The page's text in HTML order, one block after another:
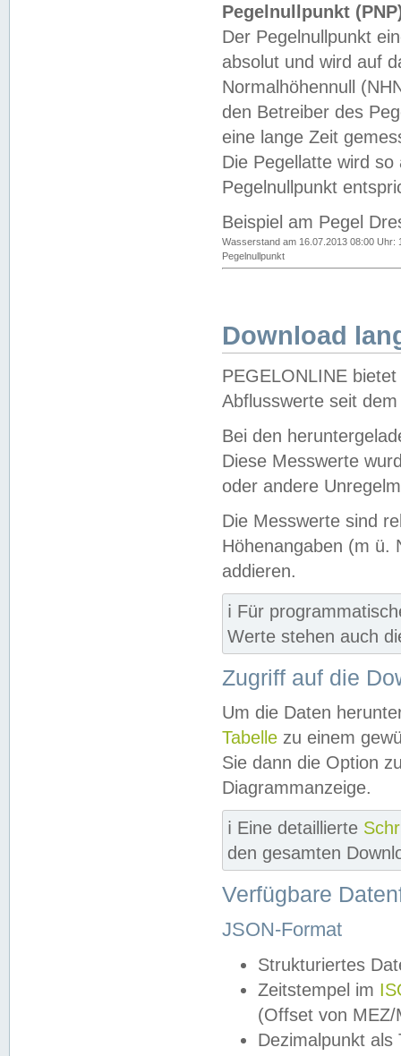
Pegelnullpunkt
Der Pegelnullpunkt
absolut und wird auf
Normalhöhennull
den Betreiber des
eine lange Zeit
Die Pegellatte wird
Pegelnullpunkt
Beispiel am Pegel
Wasserstand am 16.07.2013 08:00 Uhr:
Pegelnullpunkt
Download
PEGELONLINE
Abflusswerte seit
Bei den
Diese Messwerte
oder andere
Die Messwerte sind
Höhenangaben (m ü.
addieren.
ℹ️ Für
Werte stehen auch
Zugriff auf die
Um die Daten
Tabelle zu einem
Sie dann die Option
Diagrammanzeige.
ℹ️ Eine detaillierte
den gesamten
Verfügbare
JSON-Format
Strukturiertes
Zeitstempel im
(Offset von MEZ/
Dezimalpunkt als